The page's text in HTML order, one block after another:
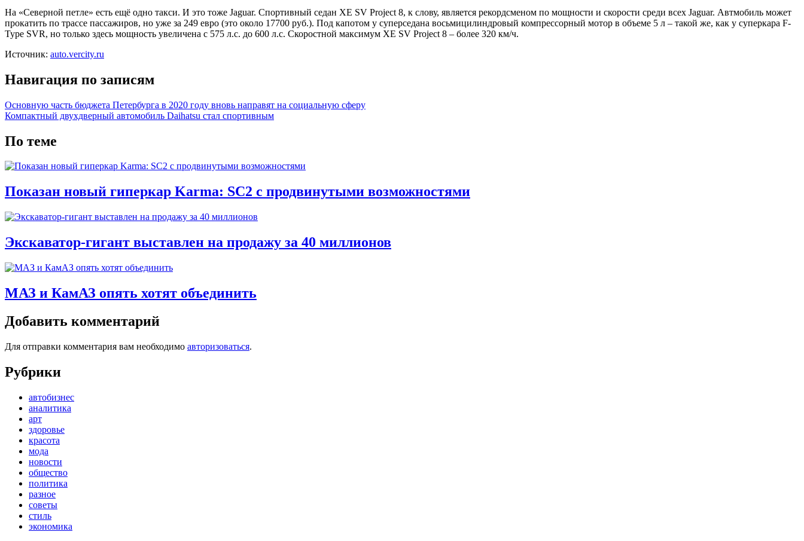
На «Северной петле» есть ещё одно такси. И это тоже Jaguar. Спортивный седан XE SV Project 8, к слову, является рекордсменом по мощности и скорости среди всех Jaguar. Автмобиль может
прокатить по трассе пассажиров, но уже за 249 евро (это около 17700 руб.). Под капотом у суперседана восьмицилиндровый компрессорный мотор в объеме 5 л – такой же, как у суперкара F-
Type SVR, но только здесь мощность увеличена с 575 л.с. до 600 л.с. Скоростной максимум XE SV Project 8 – более 320 км/ч.
Источник: auto.vercity.ru
Навигация по записям
Основную часть бюджета Петербурга в 2020 году вновь направят на социальную сферу
Компактный двухдверный автомобиль Daihatsu стал спортивным
По теме
Показан новый гиперкар Karma: SC2 с продвинутыми возможностями
Экскаватор-гигант выставлен на продажу за 40 миллионов
МАЗ и КамАЗ опять хотят объединить
Добавить комментарий
Для отправки комментария вам необходимо авторизоваться.
Рубрики
автобизнес
аналитика
арт
здоровье
красота
мода
новости
общество
политика
разное
советы
стиль
экономика